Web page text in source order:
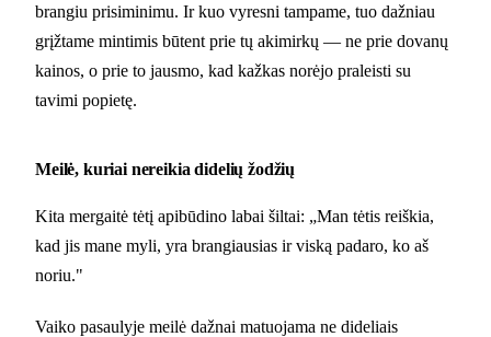
brangiu prisiminimu. Ir kuo vyresni tampame, tuo dažniau
grįžtame mintimis būtent prie tų akimirkų — ne prie dovanų
kainos, o prie to jausmo, kad kažkas norėjo praleisti su
tavimi popietę.
Meilė, kuriai nereikia didelių žodžių
Kita mergaitė tėtį apibūdino labai šiltai: „Man tėtis reiškia,
kad jis mane myli, yra brangiausias ir viską padaro, ko aš
noriu."
Vaiko pasaulyje meilė dažnai matuojama ne dideliais